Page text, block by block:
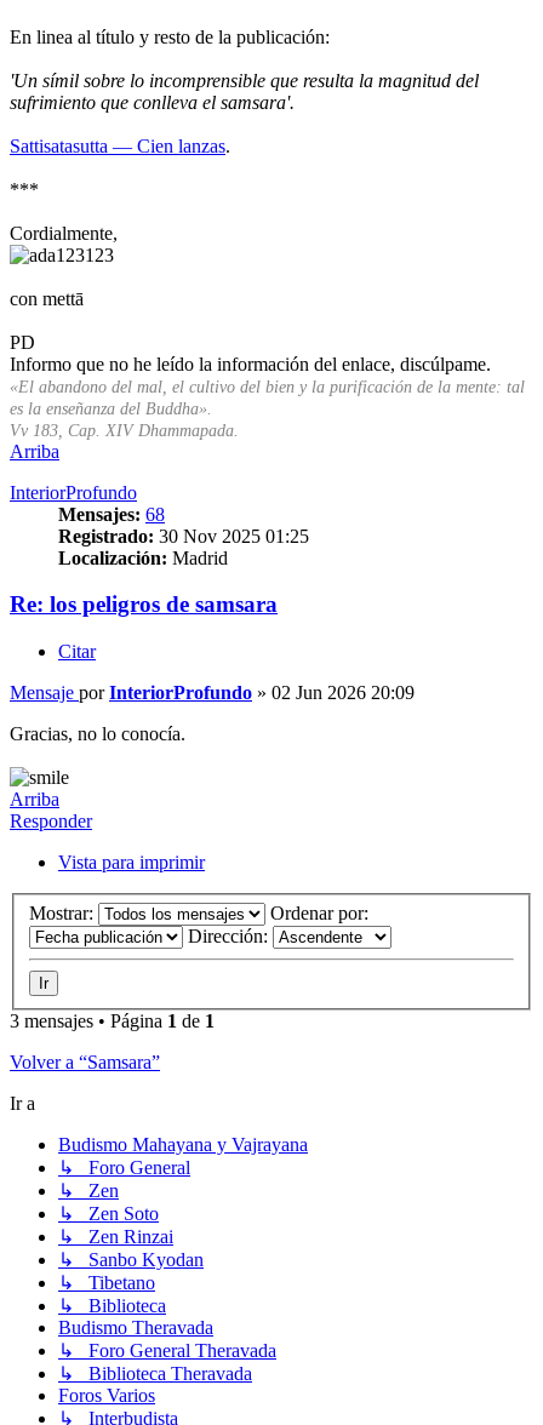
En linea al título y resto de la publicación:
'Un símil sobre lo incomprensible que resulta la magnitud del
sufrimiento que conlleva el samsara'.
Sattisatasutta — Cien lanzas.
***
Cordialmente,
con mettā
PD
Informo que no he leído la información del enlace, discúlpame.
«El abandono del mal, el cultivo del bien y la purificación de la mente: tal
es la enseñanza del Buddha».
Vv 183, Cap. XIV Dhammapada.
Arriba
InteriorProfundo
Mensajes: 68
Registrado: 30 Nov 2025 01:25
Localización: Madrid
Re: los peligros de samsara
Citar
Mensaje porInteriorProfundo » 02 Jun 2026 20:09
Gracias, no lo conocía.
Arriba
Responder
Vista para imprimir
Mostrar:
Ordenar por:
Dirección:
3 mensajes • Página 1 de 1
Volver a “Samsara”
Ir a
Budismo Mahayana y Vajrayana
↳ Foro General
↳ Zen
↳ Zen Soto
↳ Zen Rinzai
↳ Sanbo Kyodan
↳ Tibetano
↳ Biblioteca
Budismo Theravada
↳ Foro General Theravada
↳ Biblioteca Theravada
Foros Varios
↳ Interbudista